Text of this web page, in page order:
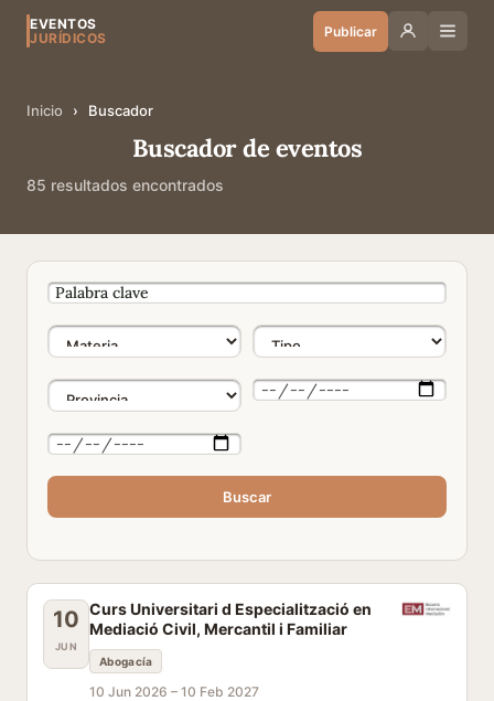
EVENTOS
JURÍDICOS
Publicar
Inicio › Buscador
Buscador de eventos
85 resultados encontrados
Buscar
10
JUN
Curs Universitari d Especialització en
Mediació Civil, Mercantil i Familiar
Abogacía
10 Jun 2026 – 10 Feb 2027